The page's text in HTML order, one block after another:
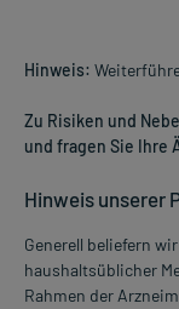
Hinweis:
Zu Risiken und
und fragen Sie Ihre
Hinweis unserer
Generell beliefern
haushaltsüblicher
Rahmen der